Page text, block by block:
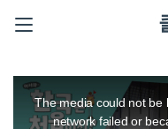
modal
window.
The media could not be
network failed or